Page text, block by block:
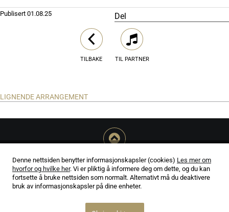
Publisert 01.08.25
TILBAKE TIL PARTNER
Del
LIGNENDE ARRANGEMENT
Ansvarlig utgiver Morten Olsen
Mezzo Media AS - Org.nr 981 464 168
Denne nettsiden benytter informasjonskapsler (cookies) Les mer om
hvorfor og hvilke her. Vi er pliktig å informere deg om dette, og du kan
fortsette å bruke nettsiden som normalt. Alternativt må du deaktivere
bruk av informasjonskapsler på dine enheter.